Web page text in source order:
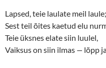
Lapsed, teie laulate meil laule;
Sest teil õites kaetud elu
Teie üksnes elate siin luulel,
Vaiksus on siin ilmas — lõpp